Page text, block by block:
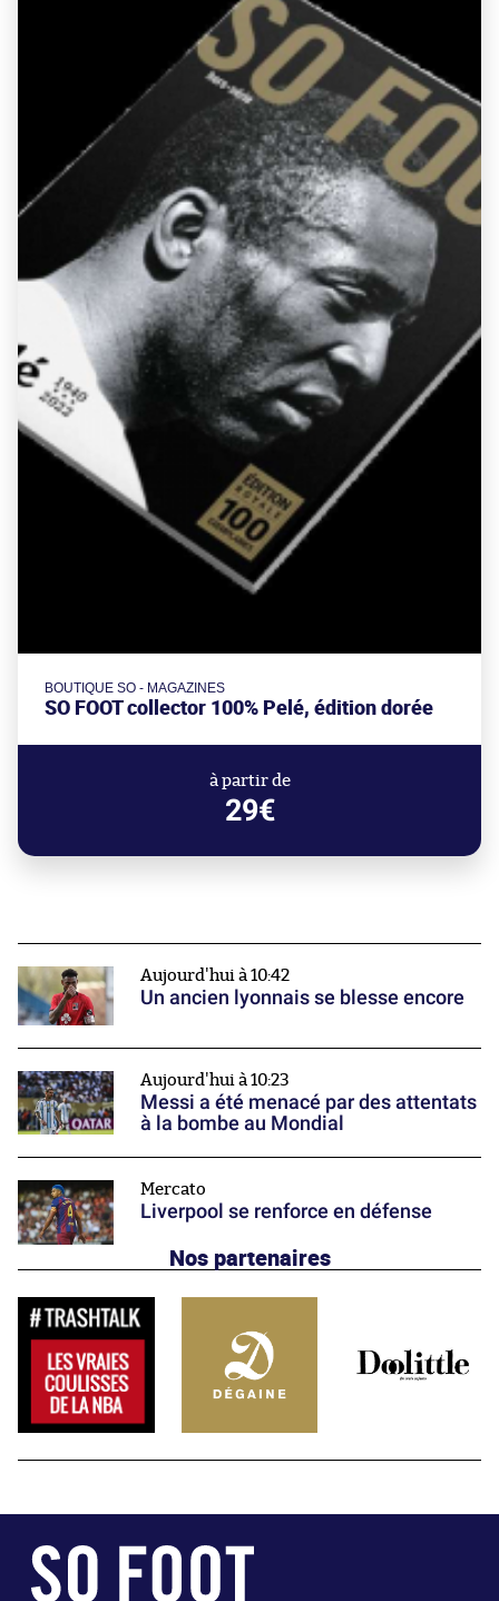
BOUTIQUE SO - MAGAZINES
SO FOOT collector 100% Pelé, édition dorée
à partir de
29€
Aujourd'hui à 10:42
Un ancien lyonnais se blesse encore
Aujourd'hui à 10:23
Messi a été menacé par des attentats
à la bombe au Mondial
Mercato
Liverpool se renforce en défense
Nos partenaires